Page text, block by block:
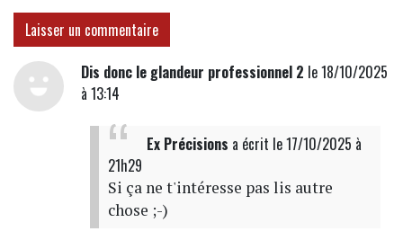
Laisser un commentaire
Dis donc le glandeur professionnel 2 le 18/10/2025
à 13:14
Ex Précisions a écrit le 17/10/2025 à
21h29
Si ça ne t'intéresse pas lis autre
chose ;-)